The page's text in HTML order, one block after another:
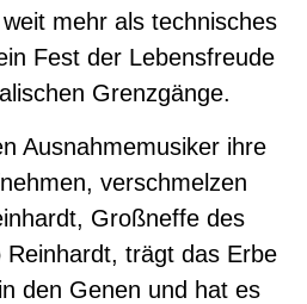
mehr als technisches
Fest der Lebensfreude
Grenzgänge.
Ausnahmemusiker ihre
verschmelzen
Großneffe des
Reinhardt, trägt das Erbe
den Genen und hat es